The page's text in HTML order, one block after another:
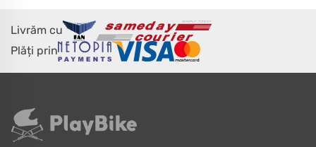
Livrăm cu
Plăți prin